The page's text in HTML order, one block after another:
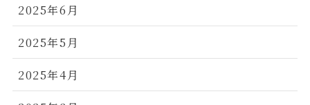
2025年6月
2025年5月
2025年4月